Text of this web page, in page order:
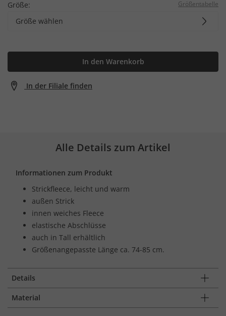
Größe: Größentabelle
Größe wählen
In den Warenkorb
In der Filiale finden
Alle Details zum Artikel
Informationen zum Produkt
Strickfleece, leicht und warm
außen Strick
innen weiches Fleece
elastische Abschlüsse
auch in Tall erhältlich
Größenangepasste Länge ca. 74-85 cm.
Details
Material